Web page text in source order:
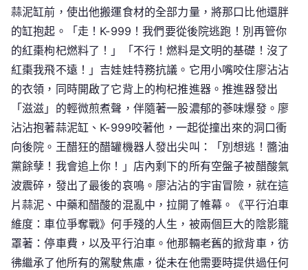
蒜泥缸前，使出他搬運食材的全部力量，將那口比他還胖
的缸抱起。「走！K-999！我們要從後院逃跑！別再管你
的紅棗枸杞燃料了！」「不行！燃料是文明的基礎！沒了
紅棗我飛不遠！」吉娃娃特務抗議。它用小嘴咬住廖沾沾
的衣領，同時開啟了它背上的枸杞推進器。推進器發出
「滋滋」的輕微煎煮聲，伴隨著一股濃郁的蔘味爆發。廖
沾沾抱著蒜泥缸、K-999咬著他，一起從撞出來的洞口衝
向後院。王醋狂的醋罐機器人發出尖叫：「別想逃！醬油
黨餘孽！我會追上你！」店內剩下的所有空盤子被醋酸氣
波震碎，發出了最後的哀鳴。廖沾沾的宇宙冒險，就在這
片蒜泥、中藥和醋酸的混亂中，拉開了帷幕。《平行泊車
維度：車位爭奪戰》何手殘的人生，被兩個巨大的陰影籠
罩著：停車費，以及平行泊車。他那輛老舊的掀背車，彷
彿繼承了他所有的駕駛焦慮，從未在他需要時提供過任何